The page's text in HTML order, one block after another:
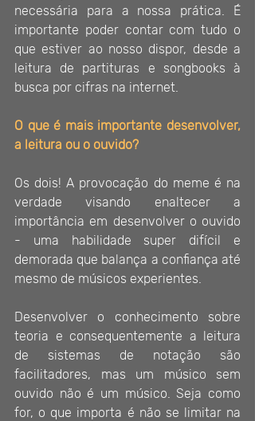
necessária para a nossa prática. É
importante poder contar com tudo o
que estiver ao nosso dispor, desde a
leitura de partituras e songbooks à
busca por cifras na internet.
O que é mais importante desenvolver,
a leitura ou o ouvido?
Os dois! A provocação do meme é na
verdade visando enaltecer a
importância em desenvolver o ouvido
- uma habilidade super difícil e
demorada que balança a confiança até
mesmo de músicos experientes.
Desenvolver o conhecimento sobre
teoria e consequentemente a leitura
de sistemas de notação são
facilitadores, mas um músico sem
ouvido não é um músico. Seja como
for, o que importa é não se limitar na